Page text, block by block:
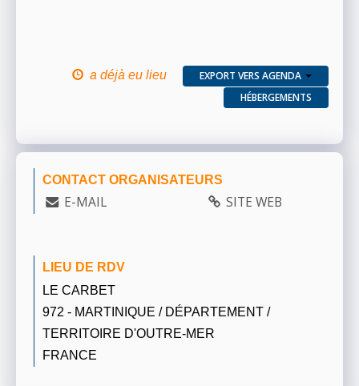
a déjà eu lieu
EXPORT VERS AGENDA
HÉBERGEMENTS
CONTACT ORGANISATEURS
E-MAIL SITE WEB
LIEU DE RDV
LE CARBET
972 - MARTINIQUE / DÉPARTEMENT /
TERRITOIRE D'OUTRE-MER
FRANCE